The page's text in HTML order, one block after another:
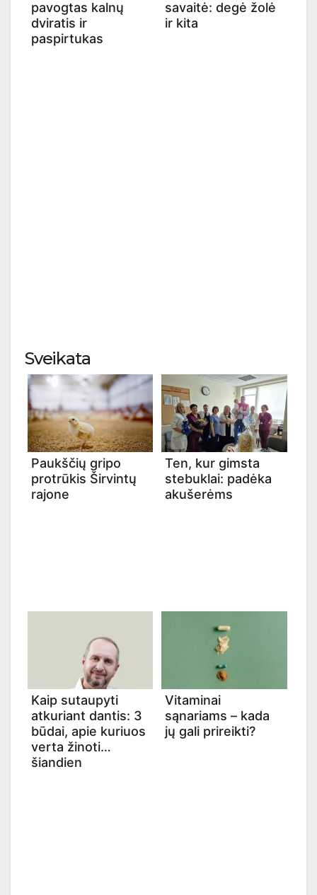
pavogtas kalnų
dviratis ir
paspirtukas
savaitė: degė žolė
ir kita
Sveikata
Paukščių gripo
protrūkis Širvintų
rajone
Ten, kur gimsta
stebuklai: padėka
akušerėms
Kaip sutaupyti
atkuriant dantis: 3
būdai, apie kuriuos
verta žinoti
šiandien
Vitaminai
sąnariams – kada
jų gali prireikti?